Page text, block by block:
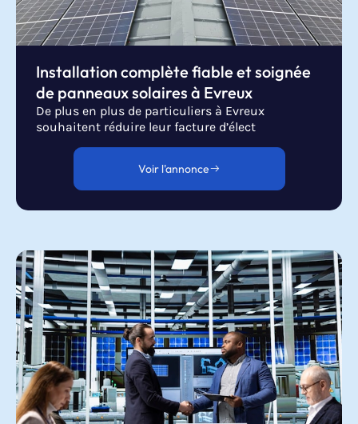
Installation complète fiable et soignée
de panneaux solaires à Evreux
De plus en plus de particuliers à Evreux
souhaitent réduire leur facture d’élect
Voir l'annonce